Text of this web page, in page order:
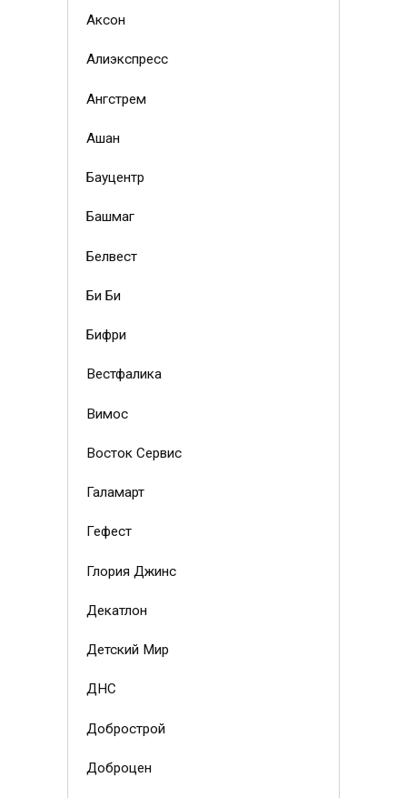
Аксон
Алиэкспресс
Ангстрем
Ашан
Бауцентр
Башмаг
Белвест
Би Би
Бифри
Вестфалика
Вимос
Восток Сервис
Галамарт
Гефест
Глория Джинс
Декатлон
Детский Мир
ДНС
Добрострой
Доброцен